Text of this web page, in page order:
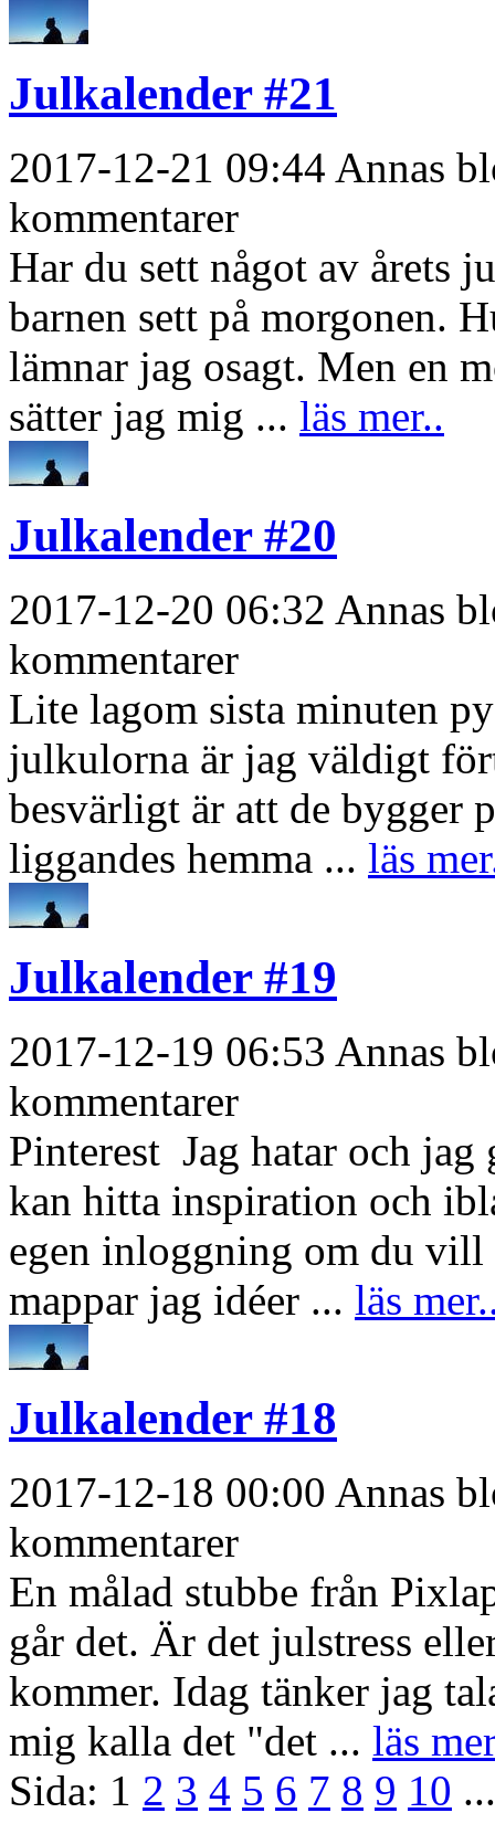
Julkalender #21
2017-12-21 09:44 Annas
kommentarer
Har du sett något av årets
barnen sett på morgonen.
lämnar jag osagt. Men en
sätter jag mig ... läs mer..
Julkalender #20
2017-12-20 06:32 Annas
kommentarer
Lite lagom sista minuten
julkulorna är jag väldigt
besvärligt är att de bygger
liggandes hemma ... läs
Julkalender #19
2017-12-19 06:53 Annas
kommentarer
Pinterest Jag hatar och jag
kan hitta inspiration och
egen inloggning om du vill
mappar jag idéer ... läs
Julkalender #18
2017-12-18 00:00 Annas
kommentarer
En målad stubbe från
går det. Är det julstress
kommer. Idag tänker jag
mig kalla det "det ... läs
Sida: 1 2 3 4 5 6 7 8 9 10